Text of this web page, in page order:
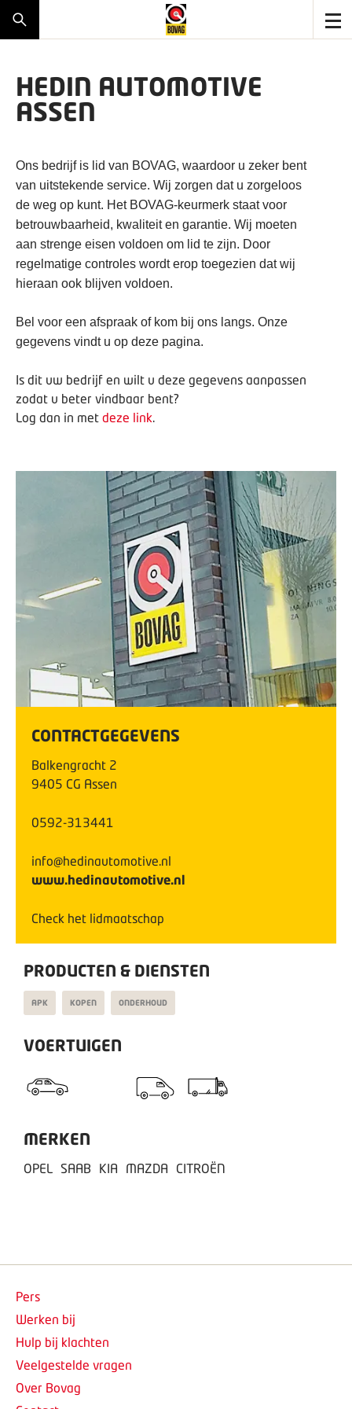
HEDIN AUTOMOTIVE
ASSEN
Ons bedrijf is lid van BOVAG, waardoor u zeker bent
van uitstekende service. Wij zorgen dat u zorgeloos
de weg op kunt. Het BOVAG-keurmerk staat voor
betrouwbaarheid, kwaliteit en garantie. Wij moeten
aan strenge eisen voldoen om lid te zijn. Door
regelmatige controles wordt erop toegezien dat wij
hieraan ook blijven voldoen.
Bel voor een afspraak of kom bij ons langs. Onze
gegevens vindt u op deze pagina.
Is dit uw bedrijf en wilt u deze gegevens aanpassen
zodat u beter vindbaar bent?
Log dan in met deze link.
CONTACTGEGEVENS
Balkengracht 2
9405 CG Assen
0592-313441
info@hedinautomotive.nl
www.hedinautomotive.nl
Check het lidmaatschap
PRODUCTEN & DIENSTEN
APK KOPEN ONDERHOUD
VOERTUIGEN
MERKEN
OPEL SAAB KIA MAZDA CITROËN
Pers
Werken bij
Hulp bij klachten
Veelgestelde vragen
Over Bovag